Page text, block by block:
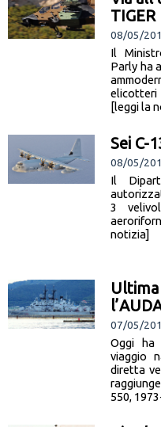
TIGER
08/05/
Il
Parly ha
elicotteri
[leggi la
Sei C-
08/05/
Il
3
notizia]
07/05/
Oggi
viaggio
diretta
550,